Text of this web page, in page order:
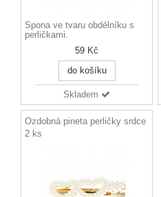
Spona ve tvaru obdélníku s
perličkami.
59 Kč
do košíku
Skladem
Ozdobná pineta perličky srdce
2 ks